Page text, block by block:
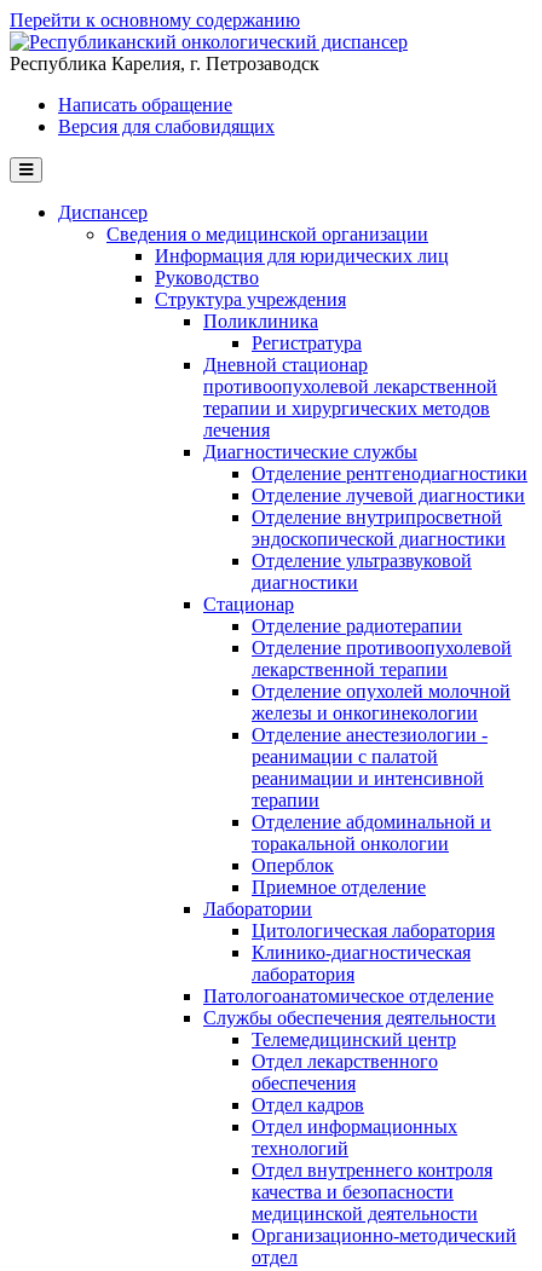
Перейти к основному содержанию
Республика Карелия, г. Петрозаводск
Написать обращение
Версия для слабовидящих
Диспансер
Сведения о медицинской организации
Информация для юридических лиц
Руководство
Структура учреждения
Поликлиника
Регистратура
Дневной стационар
противоопухолевой лекарственной
терапии и хирургических методов
лечения
Диагностические службы
Отделение рентгенодиагностики
Отделение лучевой диагностики
Отделение внутрипросветной
эндоскопической диагностики
Отделение ультразвуковой
диагностики
Стационар
Отделение радиотерапии
Отделение противоопухолевой
лекарственной терапии
Отделение опухолей молочной
железы и онкогинекологии
Отделение анестезиологии -
реанимации с палатой
реанимации и интенсивной
терапии
Отделение абдоминальной и
торакальной онкологии
Оперблок
Приемное отделение
Лаборатории
Цитологическая лаборатория
Клинико-диагностическая
лаборатория
Патологоанатомическое отделение
Службы обеспечения деятельности
Телемедицинский центр
Отдел лекарственного
обеспечения
Отдел кадров
Отдел информационных
технологий
Отдел внутреннего контроля
качества и безопасности
медицинской деятельности
Организационно-методический
отдел